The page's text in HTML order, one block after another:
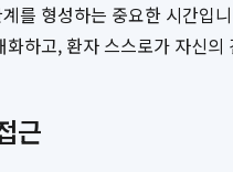
를 형성하는 중요한 시간
하고, 환자 스스로가 자신
근